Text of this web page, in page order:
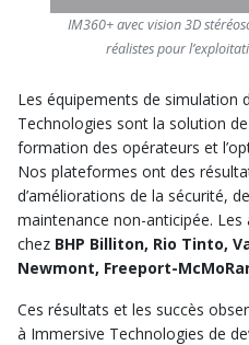
IM360+ avec vision 3D
réalistes pour
Les équipements de simulation
Technologies sont la solution
formation des opérateurs et
Nos plateformes ont des
d’améliorations de la sécurité,
maintenance non-anticipée.
chez BHP Billiton, Rio Tinto,
Newmont, Freeport-
Ces résultats et les succès
à Immersive Technologies de